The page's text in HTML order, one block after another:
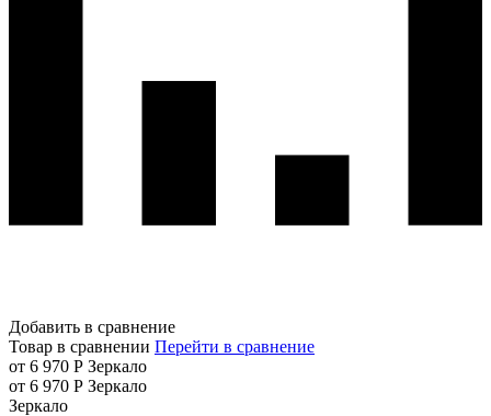
Добавить в сравнение
Товар в сравнении Перейти в сравнение
от 6 970 Р Зеркало
от 6 970 Р Зеркало
Зеркало